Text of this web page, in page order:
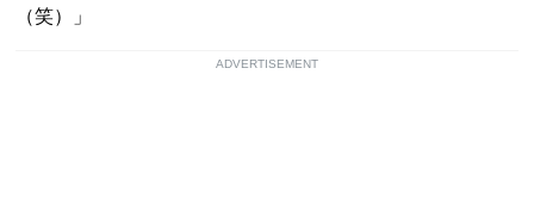
（笑）」
ADVERTISEMENT